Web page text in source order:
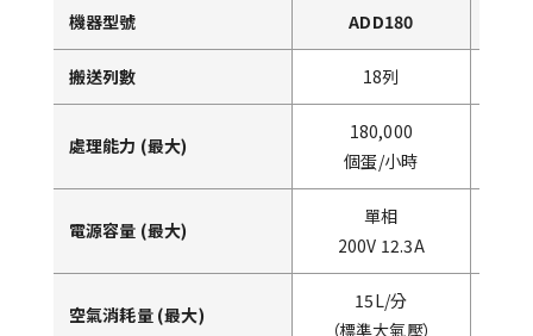
機器型號 ADD180
搬送列數 18列
處理能力 (最大)
180,000
個蛋/小時
電源容量 (最大)
單相
200V 12.3A
空氣消耗量 (最大)
15L/分
（標準大氣壓）